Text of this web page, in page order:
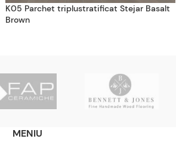
K05 Parchet triplustratificat Stejar Basalt
Brown
MENIU